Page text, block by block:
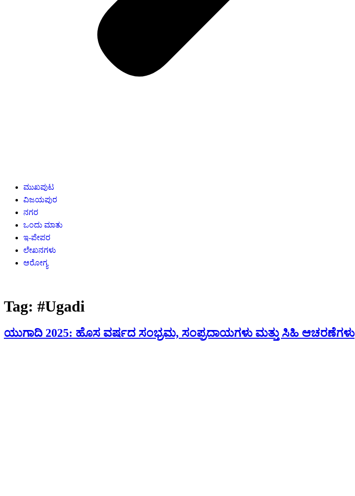
ಮುಖಪುಟ
ವಿಜಯಪುರ
ನಗರ
ಒಂದು ಮಾತು
ಇ-ಪೇಪರ
ಲೇಖನಗಳು
ಆರೋಗ್ಯ
Tag: #Ugadi
ಯುಗಾದಿ 2025: ಹೊಸ ವರ್ಷದ ಸಂಭ್ರಮ, ಸಂಪ್ರದಾಯಗಳು ಮತ್ತು ಸಿಹಿ ಆಚರಣೆಗಳು